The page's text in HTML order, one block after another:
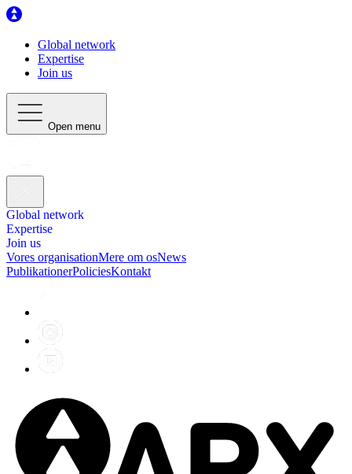
Global network
Expertise
Join us
Open menu
Global network
Expertise
Join us
Vores organisationMere om osNews
PublikationerPoliciesKontakt